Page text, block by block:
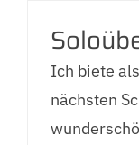
Ich biete
nächsten